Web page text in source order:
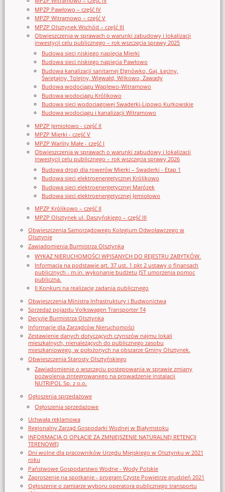
MPZP Pawłowo – część IV
MPZP Witramowo – część V
MPZP Olsztynek Wschód – część III
Obwieszczenia w sprawach o warunki zabudowy i lokalizacji
inwestycji celu publicznego – rok wszczęcia sprawy 2025
Budowa sieci niskiego napięcia Mierki
Budowa sieci niskiego napięcia Pawłowo
Budowa kanalizacji sanitarnej Elgnówko, Gaj, Łęciny,
Świętajny, Tolejny, Wigwałd, Wilkowo, Zawady
Budowa wodociągu Waplewo-Witramowo
Budowa wodociągu Królikowo
Budowa sieci wodociągowej Swaderki-Lipowo Kurkowskie
Budowa wodociągu i kanalizacji Witramowo
MPZP Jemiołowo - część II
MPZP Mierki - część V
MPZP Warlity Małe - część I
Obwieszczenia w sprawach o warunki zabudowy i lokalizacji
inwestycji celu publicznego – rok wszczęcia sprawy 2026
Budowa drogi dla rowerów Mierki – Swaderki - Etap 1
Budowa sieci elektroenergetycznej Królikowo
Budowa sieci elektroenergetycznej Marózek
Budowa sieci elektroenergetycznej Jemiołowo
MPZP Królikowo – część II
MPZP Olsztynek ul. Daszyńskiego – część III
Obwieszczenia Samorządowego Kolegium Odwoławczego w
Olsztynie
Zawiadomienia Burmistrza Olsztynka
WYKAZ NIERUCHOMOŚCI WPISANYCH DO REJESTRU ZABYTKÓW.
Informacja na podstawie art. 37 ust. 1 pkt 2 ustawy o finansach
publicznych - m.in. wykonanie budżetu JST umorzenia pomoc
publiczna.
II Konkurs na realizację zadania publicznego
Obwieszczenia Ministra Infrastruktury i Budwonictwa
Sprzedaż pojazdu Volkswagen Transporter T4
Decyzje Burmistrza Olsztynka
Informacje dla Zarządców Nieruchomości
Zestawienie danych dotyczących czynszów najmu lokali
mieszkalnych, nienależących do publicznego zasobu
mieszkaniowego, w położonych na obszarze Gminy Olsztynek.
Obwieszczenia Starosty Olsztyńskiego
Zawiadomienie o wszczęciu postępowania w sprawie zmiany
pozwolenia zintegrowanego na prowadzenie instalacji
NUTRIPOL Sp. z o.o.
Ogłoszenia sprzedażowe
Ogłoszenia sprzedażowe
Uchwała reklamowa
Regionalny Zarząd Gospodarki Wodnej w Białymstoku
INFORMACJA O OPŁACIE ZA ZMNIEJSZENIE NATURALNEJ RETENCJI
TERENOWEJ
Dni wolne dla pracowników Urzędu Miejskiego w Olsztynku w 2021
roku
Państwowe Gospodarstwo Wodne - Wody Polskie
Zaproszenie na spotkanie - program Czyste Powietrze grudzień 2021
Ogłoszenie o zamiarze wyboru operatora publicznego transportu